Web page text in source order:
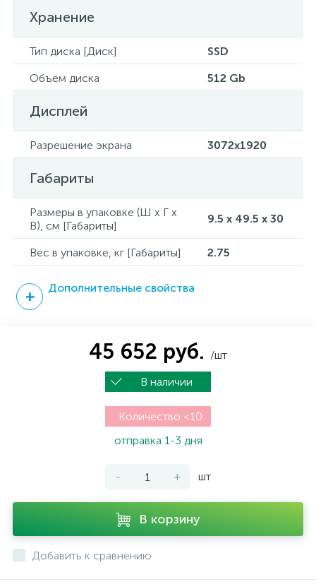
Хранение
Тип диска [Диск]
SSD
Объем диска
512 Gb
Дисплей
Разрешение экрана 3072x1920
Габариты
Размеры в упаковке (Ш x Г x
В), см [Габариты]
9.5 x 49.5 x 30
Вес в упаковке, кг [Габариты] 2.75
Дополнительные свойства
45 652 руб. /шт
В наличии
Количество <10
отправка 1-3 дня
- + шт
В корзину
Добавить к сравнению